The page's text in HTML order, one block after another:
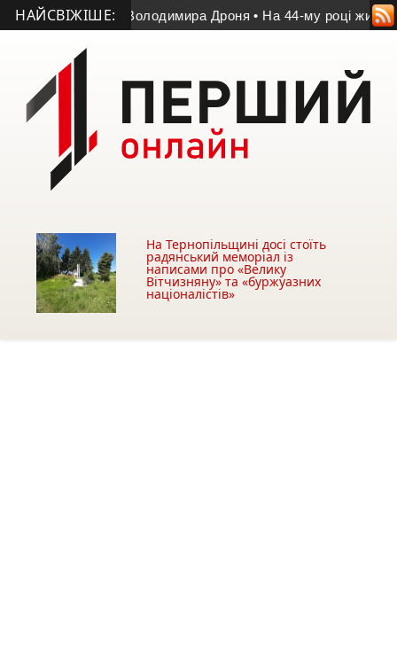
НАЙСВІЖІШЕ:
пам’яті Володимира Дроня • На 44-му році життя
На Тернопільщині досі стоїть
радянський меморіал із
написами про «Велику
Вітчизняну» та «буржуазних
націоналістів»